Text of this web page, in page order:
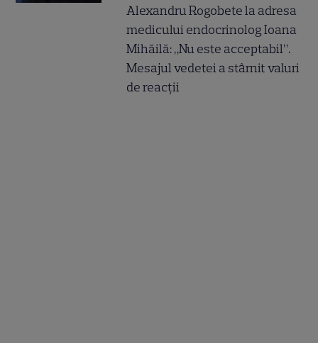
Alexandru Rogobete la adresa
medicului endocrinolog Ioana
Mihăilă: „Nu este acceptabil”.
Mesajul vedetei a stârnit valuri
de reacții